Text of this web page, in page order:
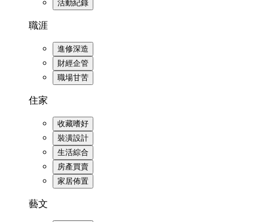
活動紀錄
職涯
進修深造
財經企管
職場甘苦
住家
收藏嗜好
裝潢設計
生活綜合
房產買賣
家居佈置
藝文